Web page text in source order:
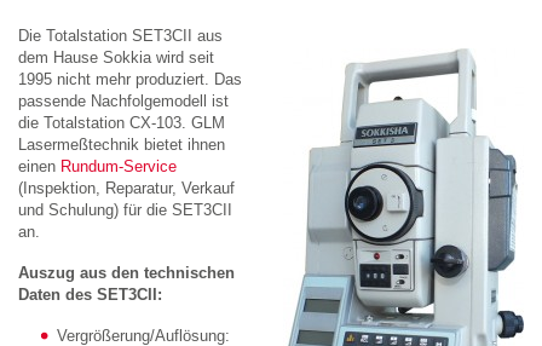
Die Totalstation SET3CII aus
dem Hause Sokkia wird seit
1995 nicht mehr produziert. Das
passende Nachfolgemodell ist
die Totalstation CX-103. GLM
Lasermeßtechnik bietet ihnen
einen Rundum-Service
(Inspektion, Reparatur, Verkauf
und Schulung) für die SET3CII
an.
Auszug aus den technischen
Daten des SET3CII:
Vergrößerung/Auflösung: